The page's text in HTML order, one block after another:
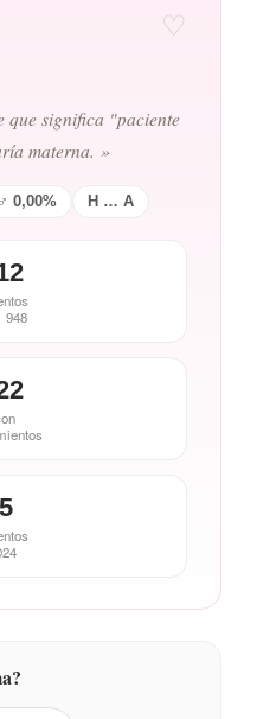
♡
que significa "paciente
materna. »
0,00% H … A
948